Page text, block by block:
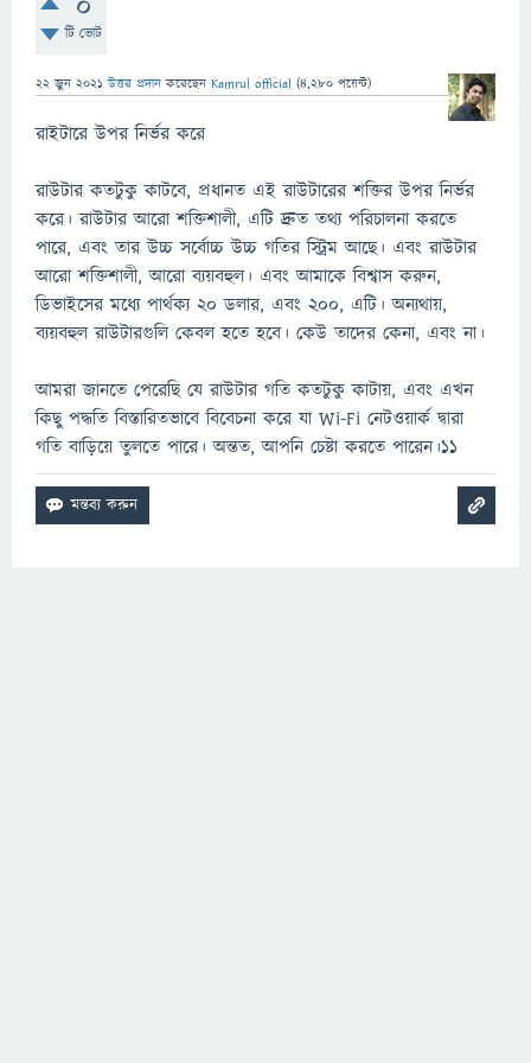
টি ভোট
22 জুন 2021 উত্তর প্রদান করেছেন Kamrul official (4,280 পয়েন্ট)
রাইটারে উপর নির্ভর করে
রাউটার কতটুকু কাটবে, প্রধানত এই রাউটারের শক্তির উপর নির্ভর
করে। রাউটার আরো শক্তিশালী, এটি দ্রুত তথ্য পরিচালনা করতে
পারে, এবং তার উচ্চ সর্বোচ্চ উচ্চ গতির স্ট্রিম আছে। এবং রাউটার
আরো শক্তিশালী, আরো ব্যয়বহুল। এবং আমাকে বিশ্বাস করুন,
ডিভাইসের মধ্যে পার্থক্য ২0 ডলার, এবং 200, এটি। অন্যথায়,
ব্যয়বহুল রাউটারগুলি কেবল হতে হবে। কেউ তাদের কেনা, এবং না।
আমরা জানতে পেরেছি যে রাউটার গতি কতটুকু কাটায়, এবং এখন
কিছু পদ্ধতি বিস্তারিতভাবে বিবেচনা করে যা Wi-Fi নেটওয়ার্ক দ্বারা
গতি বাড়িয়ে তুলতে পারে। অন্তত, আপনি চেষ্টা করতে পারেন।১১